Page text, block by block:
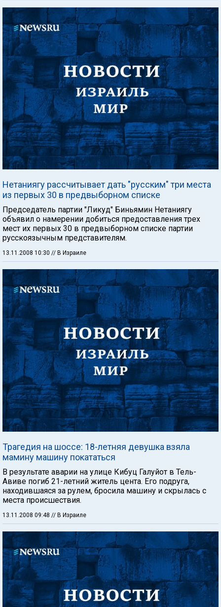
Нетаниягу рассчитывает дать "русским" три места
из первых 30 в предвыборном списке
Председатель партии "Ликуд" Биньямин Нетаниягу
объявил о намерении добиться предоставления трех
мест их первых 30 в предвыборном списке партии
русскоязычным представителям.
13.11.2008 10:30 // В Израиле
Трагедия на шоссе: 18-летняя девушка взяла
мамину машину покататься
В результате аварии на улице Кибуц Галуйот в Тель-
Авиве погиб 21-летний житель цента. Его подруга,
находившаяся за рулем, бросила машину и скрылась с
места происшествия.
13.11.2008 09:48 // В Израиле